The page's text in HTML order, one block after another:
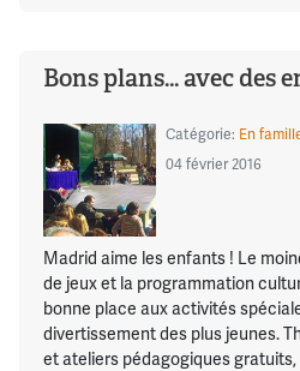
Bons plans… avec des
Catégorie: En
04 février 2016
Madrid aime les enfants ! Le
de jeux et la programmation
bonne place aux activités
divertissement des plus jeunes.
et ateliers pédagogiques